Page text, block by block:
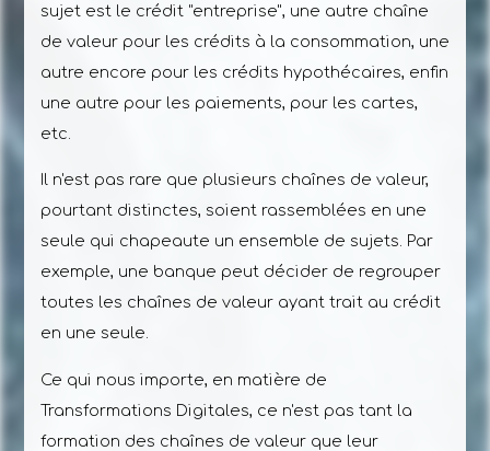
sujet est le crédit "entreprise", une autre chaîne
de valeur pour les crédits à la consommation, une
autre encore pour les crédits hypothécaires, enfin
une autre pour les paiements, pour les cartes,
etc.
Il n'est pas rare que plusieurs chaînes de valeur,
pourtant distinctes, soient rassemblées en une
seule qui chapeaute un ensemble de sujets. Par
exemple, une banque peut décider de regrouper
toutes les chaînes de valeur ayant trait au crédit
en une seule.
Ce qui nous importe, en matière de
Transformations Digitales, ce n'est pas tant la
formation des chaînes de valeur que leur